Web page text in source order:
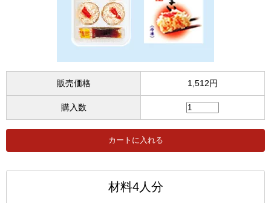
販売価格 1,512円
購入数
材料4人分